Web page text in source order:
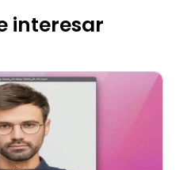
interesar